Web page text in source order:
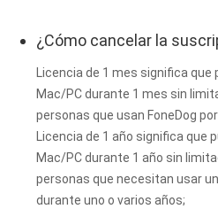
¿Cómo cancelar la
Licencia de 1 mes significa que
Mac/PC durante 1 mes sin
personas que usan FoneDog
Licencia de 1 año significa que
Mac/PC durante 1 año sin
personas que necesitan usar
durante uno o varios años;